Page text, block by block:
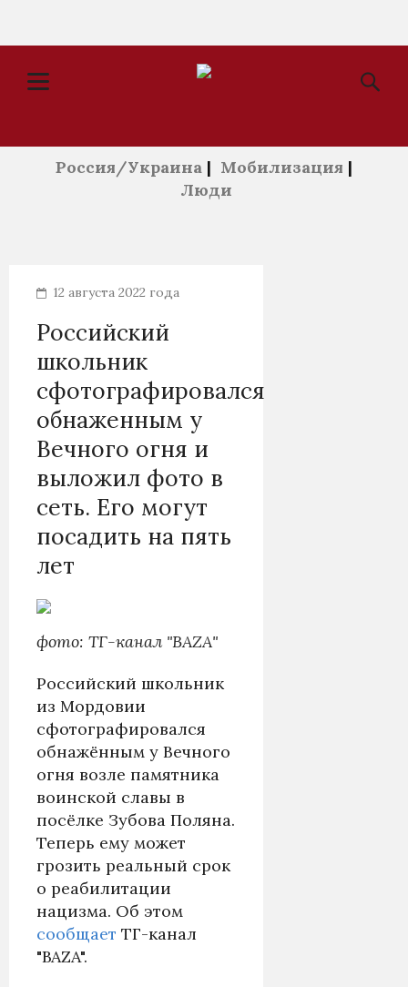
Россия/Украина | Мобилизация |
Люди
12 августа 2022 года
Российский
школьник
сфотографировался
обнаженным у
Вечного огня и
выложил фото в
сеть. Его могут
посадить на пять
лет
фото: ТГ-канал "BAZA"
Российский школьник
из Мордовии
сфотографировался
обнажённым у Вечного
огня возле памятника
воинской славы в
посёлке Зубова Поляна.
Теперь ему может
грозить реальный срок
о реабилитации
нацизма. Об этом
сообщает ТГ-канал
"BAZA".